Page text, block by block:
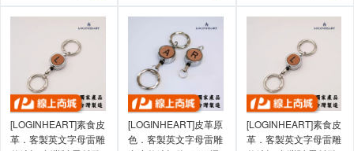
[LOGINHEART]素食皮
革．客製英文字母雷雕
[LOGINHEART]皮革原
色．客製英文字母雷雕
[LOGINHEART]素食皮
革．客製英文字母雷雕